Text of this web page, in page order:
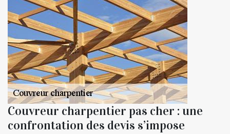
Couvreur charpentier pas cher : une
confrontation des devis s’impose